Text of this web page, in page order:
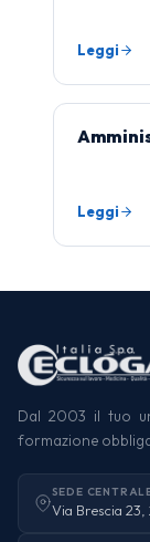
Leggi
Leggi
Dal 2003 il tuo
formazione
SEDE
Via Brescia